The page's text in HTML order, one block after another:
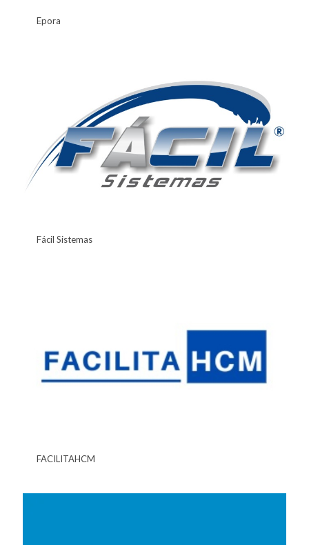
Epora
Fácil Sistemas
FACILITAHCM